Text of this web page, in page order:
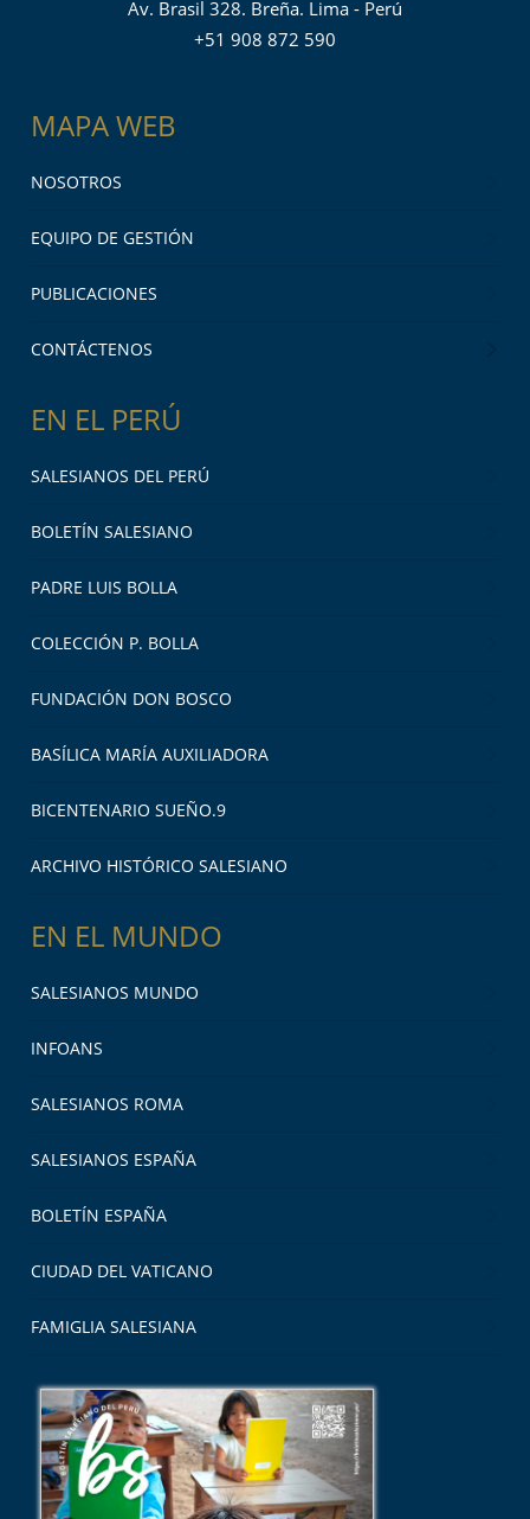
Av. Brasil 328. Breña. Lima - Perú
+51 908 872 590
MAPA WEB
NOSOTROS
EQUIPO DE GESTIÓN
PUBLICACIONES
CONTÁCTENOS
EN EL PERÚ
SALESIANOS DEL PERÚ
BOLETÍN SALESIANO
PADRE LUIS BOLLA
COLECCIÓN P. BOLLA
FUNDACIÓN DON BOSCO
BASÍLICA MARÍA AUXILIADORA
BICENTENARIO SUEÑO.9
ARCHIVO HISTÓRICO SALESIANO
EN EL MUNDO
SALESIANOS MUNDO
INFOANS
SALESIANOS ROMA
SALESIANOS ESPAÑA
BOLETÍN ESPAÑA
CIUDAD DEL VATICANO
FAMIGLIA SALESIANA